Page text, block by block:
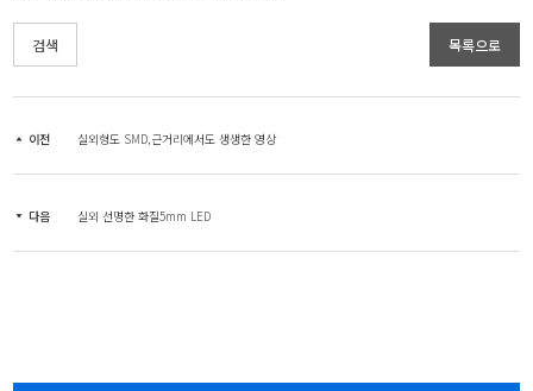
검색 목록으로
이전 실외형도 SMD,근거리에서도 생생한 영상
다음 실외 선명한 화질5mm LED